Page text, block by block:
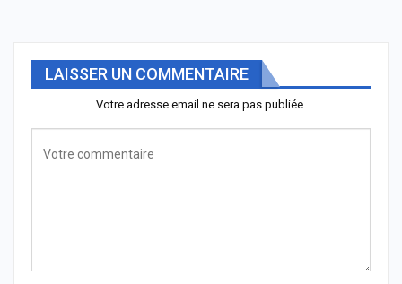
LAISSER UN COMMENTAIRE
Votre adresse email ne sera pas publiée.